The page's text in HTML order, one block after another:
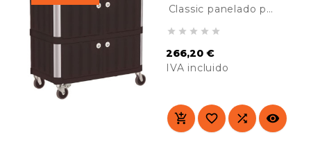
Classic panelado por
para su uso en
lugares cara al
el transporte de
material en hoteles,
    
266,20 €
IVA incluido
   